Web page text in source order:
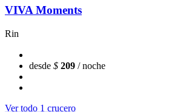
VIVA Moments
Rin
desde $ 209 / noche
Ver todo 1 crucero